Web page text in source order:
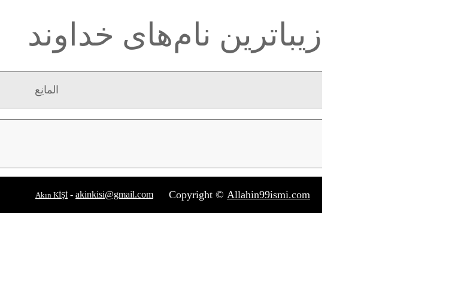
زیباترین نام‌های خداوند
المانِع
Copyright © Allahin99ismi.com
Akın KİŞİ - akinkisi@gmail.com